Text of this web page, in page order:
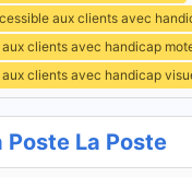
aux clients avec
clients avec handicap
clients avec handicap
Poste La Poste